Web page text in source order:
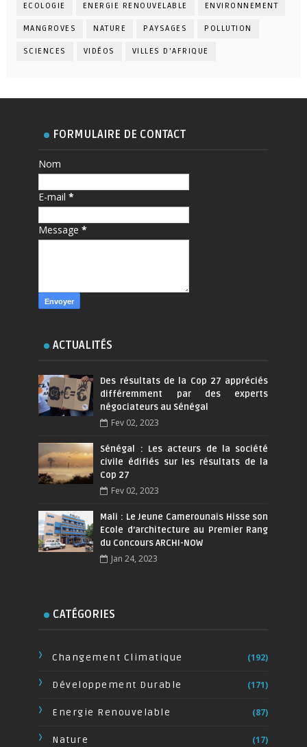
ECOLOGIE ENERGIE RENOUVELABLE ENVIRONNEMENT
MANGROVES NATURE PAYSAGES POLLUTION
SCIENCES VIDÉOS VILLES D'AFRIQUE
FORMULAIRE DE CONTACT
Nom
E-mail*
Message*
ACTUALITÉS
Des résultats de la Cop 27 appréciés
différemment par des experts
négociateurs au Sénégal
Fev 02, 2023
Sénégal : Les acteurs de la société
civile édifiés sur les résultats de la
Cop 27
Fev 02, 2023
Mali : Le Jeune Camerounais Hisse son
Ecole d’architecture au Premier Rang
du Concours ARCHI-NOW
Jan 24, 2023
CATÉGORIES
Changement Climatique (192)
Développement Durable (171)
Energie Renouvelable (87)
Nature (17)